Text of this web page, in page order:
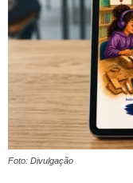
Foto: Divulgação